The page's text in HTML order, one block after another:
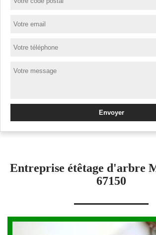
Entreprise étêtage d'arbre
67150